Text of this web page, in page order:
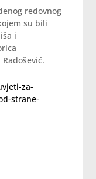
redovnog
su bili
i
za-
strane-